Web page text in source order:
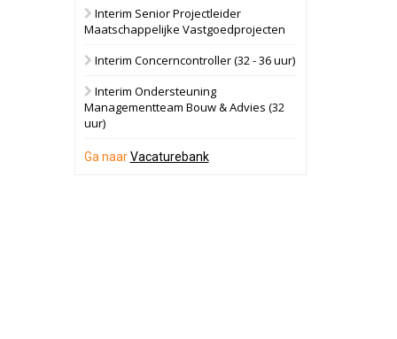
politiebureau
17 september 2026
Voormalig
Interim Senior Projectleider
Maatschappelijke Vastgoedprojecten
Interim Concerncontroller (32 - 36 uur)
Interim Ondersteuning
Managementteam Bouw & Advies (32
uur)
Ga naarVacaturebank